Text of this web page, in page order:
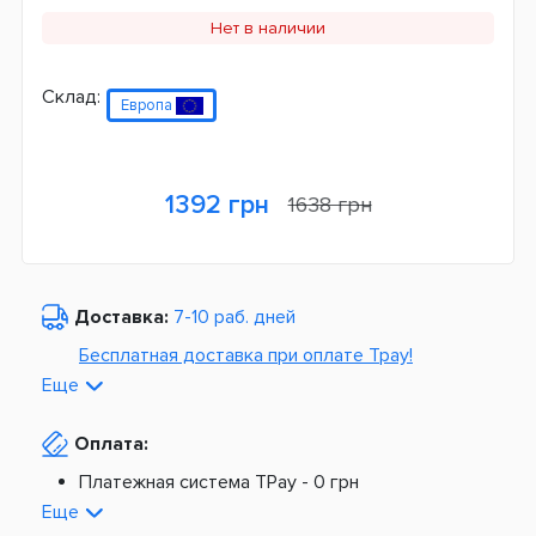
Нет в наличии
Склад: Европа
1392 грн 1638 грн
Доставка: 7-10 раб. дней
Бесплатная доставка при оплате Tpay!
Из Европы от
Платная доставка по Украине:
Еще
Оплата:
Платежная система TPay - 0 грн
На расчетный счет -
Еще